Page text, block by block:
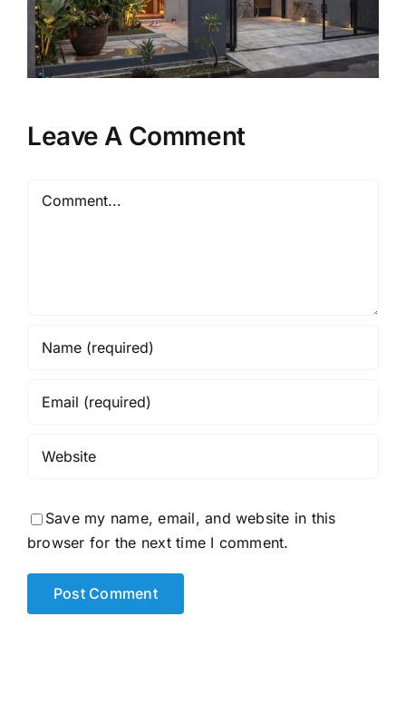
Leave A Comment
Save my name, email, and website in this
browser for the next time I comment.